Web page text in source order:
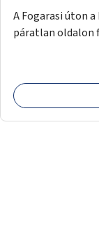
A Fogarasi úton
páratlan oldalon